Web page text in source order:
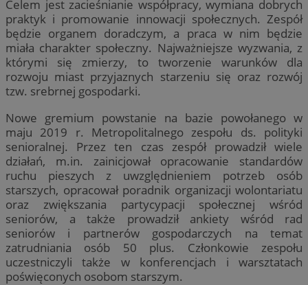
Celem jest zacieśnianie współpracy, wymiana dobrych
praktyk i promowanie innowacji społecznych. Zespół
będzie organem doradczym, a praca w nim będzie
miała charakter społeczny. Najważniejsze wyzwania, z
którymi się zmierzy, to tworzenie warunków dla
rozwoju miast przyjaznych starzeniu się oraz rozwój
tzw. srebrnej gospodarki.
Nowe gremium powstanie na bazie powołanego w
maju 2019 r. Metropolitalnego zespołu ds. polityki
senioralnej. Przez ten czas zespół prowadził wiele
działań, m.in. zainicjował opracowanie standardów
ruchu pieszych z uwzględnieniem potrzeb osób
starszych, opracował poradnik organizacji wolontariatu
oraz zwiększania partycypacji społecznej wśród
seniorów, a także prowadził ankiety wśród rad
seniorów i partnerów gospodarczych na temat
zatrudniania osób 50 plus. Członkowie zespołu
uczestniczyli także w konferencjach i warsztatach
poświęconych osobom starszym.